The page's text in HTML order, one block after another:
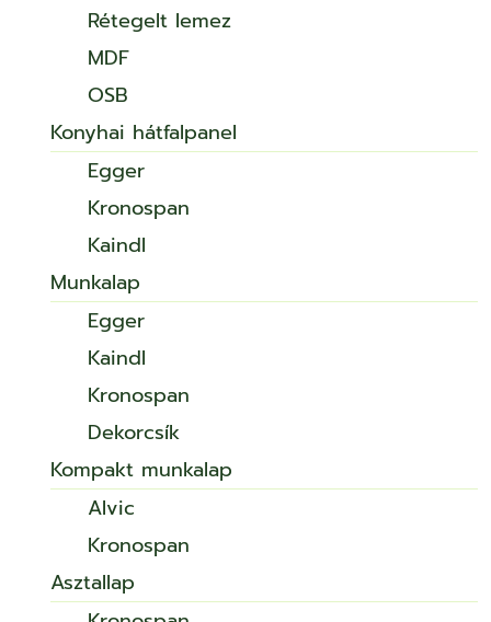
Rétegelt lemez
MDF
OSB
Konyhai hátfalpanel
Egger
Kronospan
Kaindl
Munkalap
Egger
Kaindl
Kronospan
Dekorcsík
Kompakt munkalap
Alvic
Kronospan
Asztallap